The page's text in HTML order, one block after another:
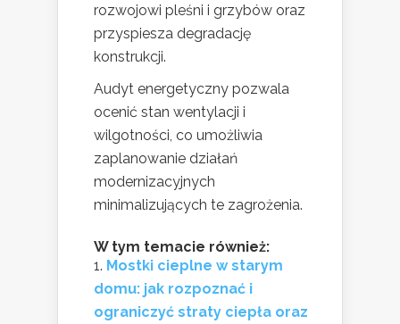
rozwojowi pleśni i grzybów oraz
przyspiesza degradację
konstrukcji.
Audyt energetyczny pozwala
ocenić stan wentylacji i
wilgotności, co umożliwia
zaplanowanie działań
modernizacyjnych
minimalizujących te zagrożenia.
W tym temacie również:
Mostki cieplne w starym
domu: jak rozpoznać i
ograniczyć straty ciepła oraz